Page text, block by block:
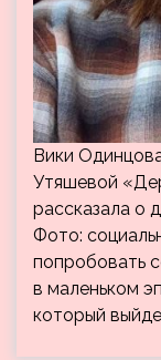
Вики
Утяшевой
рассказала о
Фото:
попробовать
в маленьком
который